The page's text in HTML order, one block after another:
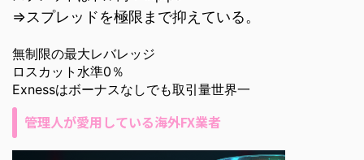
⇒スプレッドを極限まで抑えている。
無制限の最大レバレッジ
ロスカット水準0％
Exnessはボーナスなしでも取引量世界一
管理人が愛用している海外FX業者